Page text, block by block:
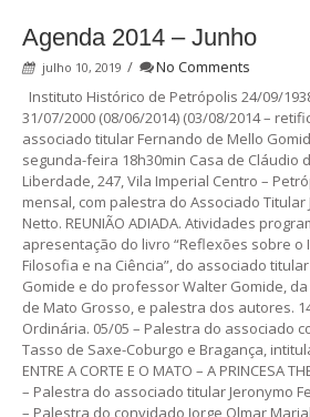
Agenda 2014 – Junho
julho 10, 2019 /
No Comments
Instituto Histórico de Petrópolis 24/09/
31/07/2000 (08/06/2014) (03/08/2014 –
associado titular Fernando de Mello
segunda-feira 18h30min Casa de Cláudio
Liberdade, 247, Vila Imperial Centro –
mensal, com palestra do Associado Titular
Netto. REUNIÃO ADIADA. Atividades
apresentação do livro “Reflexões sobre o
Filosofia e na Ciência”, do associado
Gomide e do professor Walter Gomide,
de Mato Grosso, e palestra dos autores.
Ordinária. 05/05 – Palestra do associado
Tasso de Saxe-Coburgo e Bragança,
ENTRE A CORTE E O MATO – A PRINCESA
– Palestra do associado titular Jeronymo